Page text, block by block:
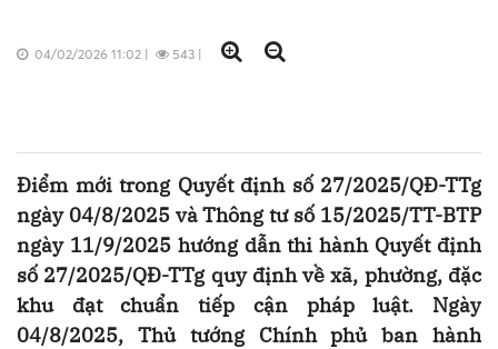
04/02/2026 11:02 | 543 |
Điểm mới trong Quyết định số 27/2025/QĐ-TTg
ngày 04/8/2025 và Thông tư số 15/2025/TT-BTP
ngày 11/9/2025 hướng dẫn thi hành Quyết định
số 27/2025/QĐ-TTg quy định về xã, phường, đặc
khu đạt chuẩn tiếp cận pháp luật. Ngày
04/8/2025, Thủ tướng Chính phủ ban hành